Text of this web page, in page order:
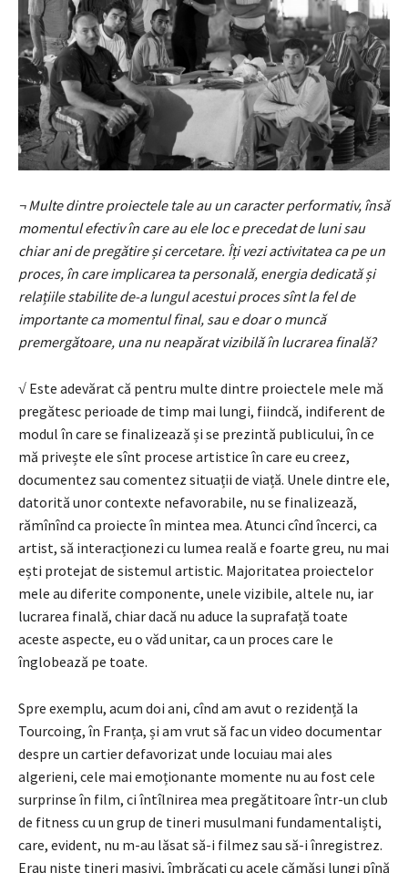
¬ Multe dintre proiectele tale au un caracter performativ, însă
momentul efectiv în care au ele loc e precedat de luni sau
chiar ani de pregătire și cercetare. Îți vezi activi­tatea ca pe un
proces, în care implicarea ta personală, energia dedicată și
relațiile stabilite de-a lungul acestui proces sînt la fel de
importante ca momentul final, sau e doar o muncă
premergătoare, una nu neapărat vizibilă în lucrarea finală?
√ Este adevărat că pentru multe dintre proiectele mele mă
pregătesc perioade de timp mai lungi, fiindcă, indiferent de
modul în care se finalizează și se prezintă pu­blicului, în ce
mă privește ele sînt procese artistice în care eu creez,
documentez sau comentez situații de viață. Unele dintre ele,
datorită unor contexte nefavorabile, nu se finalizează,
rămînînd ca proiecte în mintea mea. Atunci cînd încerci, ca
ar­tist, să interacționezi cu lumea reală e foarte greu, nu mai
ești protejat de sistemul artistic. Majoritatea proiectelor
mele au diferite componente, unele vizibile, altele nu, iar
lucrarea finală, chiar dacă nu aduce la suprafață toate
aceste aspecte, eu o văd unitar, ca un proces care le
înglobează pe toate.
Spre exemplu, acum doi ani, cînd am avut o rezidență la
Tourcoing, în Franța, și am vrut să fac un video documentar
despre un cartier defavorizat unde locuiau mai ales
algerieni, cele mai emoționante momente nu au fost cele
surprinse în film, ci în­tîlnirea mea pregătitoare într-un club
de fitness cu un grup de tineri musulmani fun­damentaliști,
care, evident, nu m-au lăsat să-i filmez sau să-i înregistrez.
Erau niște tineri masivi, îmbrăcați cu acele cămăși lungi pînă